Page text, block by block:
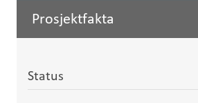
Prosjektfakta
Status